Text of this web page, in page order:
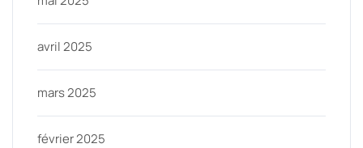
avril 2025
mars 2025
février 2025